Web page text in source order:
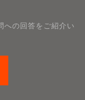
への回答をご紹介い